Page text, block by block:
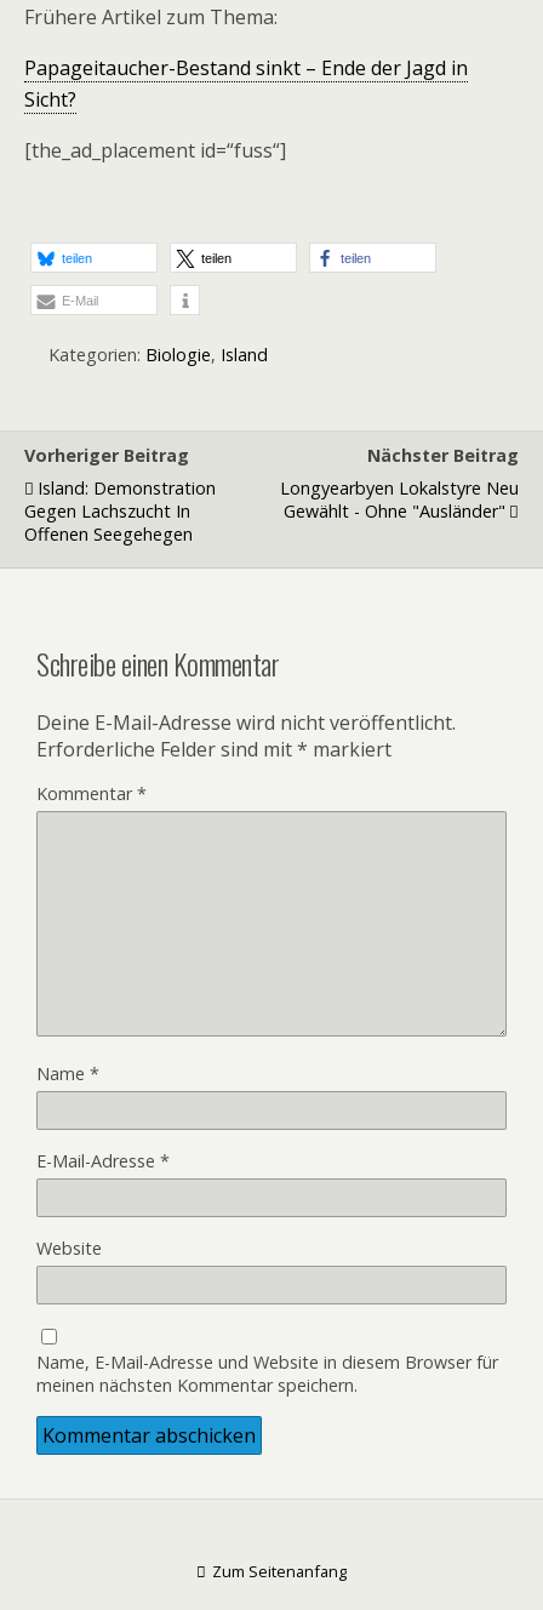
Frühere Artikel zum Thema:
Papageitaucher-Bestand sinkt – Ende der Jagd in
Sicht?
[the_ad_placement id=“fuss“]
teilen teilen teilen
E-Mail
Kategorien: Biologie, Island
Vorheriger Beitrag
Island: Demonstration
Gegen Lachszucht In
Offenen Seegehegen
Nächster Beitrag
Longyearbyen Lokalstyre Neu
Gewählt - Ohne "Ausländer"
Schreibe einen Kommentar
Deine E-Mail-Adresse wird nicht veröffentlicht.
Erforderliche Felder sind mit* markiert
Kommentar*
Name *
E-Mail-Adresse *
Website
Name, E-Mail-Adresse und Website in diesem Browser für
meinen nächsten Kommentar speichern.
Zum Seitenanfang